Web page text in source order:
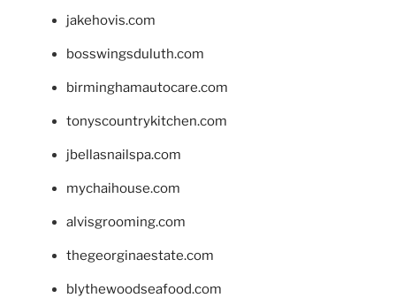
jakehovis.com
bosswingsduluth.com
birminghamautocare.com
tonyscountrykitchen.com
jbellasnailspa.com
mychaihouse.com
alvisgrooming.com
thegeorginaestate.com
blythewoodseafood.com